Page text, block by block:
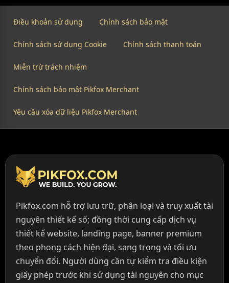
Điều khoản sử dụng Chính sách bảo mật
Chính sách sử dụng Cookie Chính sách thanh toán
Miễn trừ trách nhiệm
Chính sách bảo mật Pikfox Merchant
Yêu cầu xóa dữ liệu Pikfox Merchant
Pikfox.com hỗ trợ lưu trữ, phân loại và truy xuất tài
nguyên thiết kế số; đồng thời cung cấp dịch vụ
thiết kế website, landing page, banner premium
theo phong cách hiện đại, sang trọng và tối ưu
chuyển đổi. Người dùng cần tự kiểm tra điều kiện
giấy phép trước khi sử dụng tài nguyên cho mục